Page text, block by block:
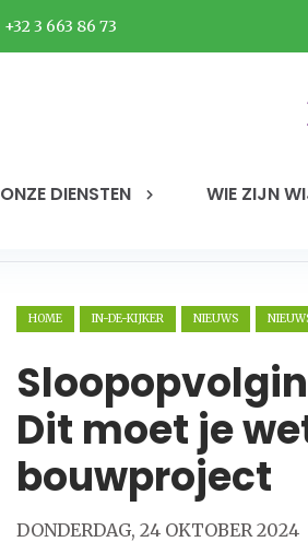
+32 3 663 86 73
ONZE DIENSTEN WIE ZIJN
HOME IN-DE-KIJKER NIEUWS
Dit moet je
bouwproject
DONDERDAG, 24 OKTOBER 2024